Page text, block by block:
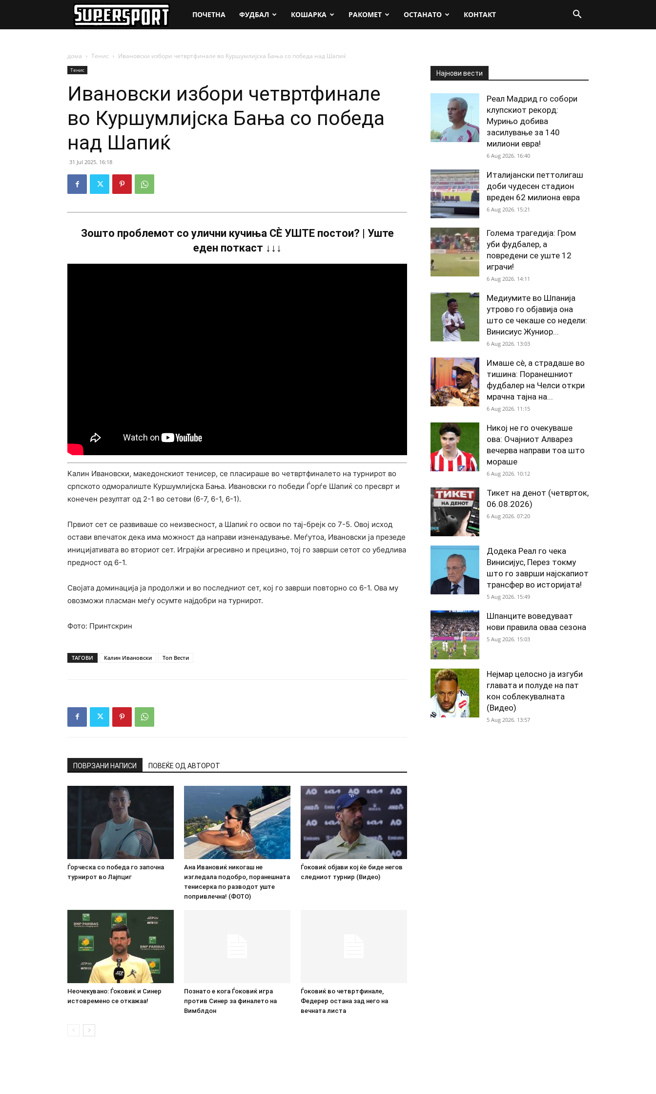
SuperSport.mk
ПОЧЕТНА ФУДБАЛ КОШАРКА РАКОМЕТ ОСТАНАТО КОНТАКТ
дома Тенис Ивановски избори четвртфинале во Куршумлијска Бања со победа над Шапиќ
Тенис
Ивановски избори четвртфинале
во Куршумлијска Бања со победа
над Шапиќ
31 Jul 2025. 16:18
Зошто проблемот со улични кучиња СÈ УШТЕ постои? | Уште
еден поткаст ↓↓↓
Калин Ивановски, македонскиот тенисер, се пласираше во четвртфиналето на турнирот во
српското одморалиште Куршумлијска Бања. Ивановски го победи Ѓорѓе Шапиќ со пресврт и
конечен резултат од 2-1 во сетови (6-7, 6-1, 6-1).
Првиот сет се развиваше со неизвесност, а Шапиќ го освои по тај-брејк со 7-5. Овој исход
остави впечаток дека има можност да направи изненадување. Меѓутоа, Ивановски ја презеде
иницијативата во вториот сет. Играјќи агресивно и прецизно, тој го заврши сетот со убедлива
предност од 6-1.
Својата доминација ја продолжи и во последниот сет, кој го заврши повторно со 6-1. Ова му
овозможи пласман меѓу осумте најдобри на турнирот.
Фото: Принтскрин
ТАГОВИ Калин Ивановски Топ Вести
ПОВРЗАНИ НАПИСИ ПОВЕЌЕ ОД АВТОРОТ
Ѓорческа со победа го започна
турнирот во Лајпциг
Ана Ивановиќ никогаш не
изгледала подобро, поранешната
тенисерка по разводот уште
попривлечна! (ФОТО)
Ѓоковиќ објави кој ќе биде негов
следниот турнир (Видео)
Неочекувано: Ѓоковиќ и Синер
истовремено се откажаа!
Познато е кога Ѓоковиќ игра
против Синер за финалето на
Вимблдон
Ѓоковиќ во четвртфинале,
Федерер остана зад него на
вечната листа
Најнови вести
Реал Мадрид го собори
клупскиот рекорд:
Мурињо добива
засилување за 140
милиони евра!
6 Aug 2026. 16:40
Италијански петтолигаш
доби чудесен стадион
вреден 62 милиона евра
6 Aug 2026. 15:21
Голема трагедија: Гром
уби фудбалер, а
повредени се уште 12
играчи!
6 Aug 2026. 14:11
Медиумите во Шпанија
утрово го објавија она
што се чекаше со недели:
Винисиус Жуниор...
6 Aug 2026. 13:03
Имаше сè, а страдаше во
тишина: Поранешниот
фудбалер на Челси откри
мрачна тајна на...
6 Aug 2026. 11:15
Никој не го очекуваше
ова: Очајниот Алварез
вечерва направи тоа што
мораше
6 Aug 2026. 10:12
Тикет на денот (четврток,
06.08.2026)
6 Aug 2026. 07:20
Додека Реал го чека
Винисијус, Перез токму
што го заврши најскапиот
трансфер во историјата!
5 Aug 2026. 15:49
Шпанците воведуваат
нови правила оваа сезона
5 Aug 2026. 15:03
Нејмар целосно ја изгуби
главата и полуде на пат
кон соблекувалната
(Видео)
5 Aug 2026. 13:57